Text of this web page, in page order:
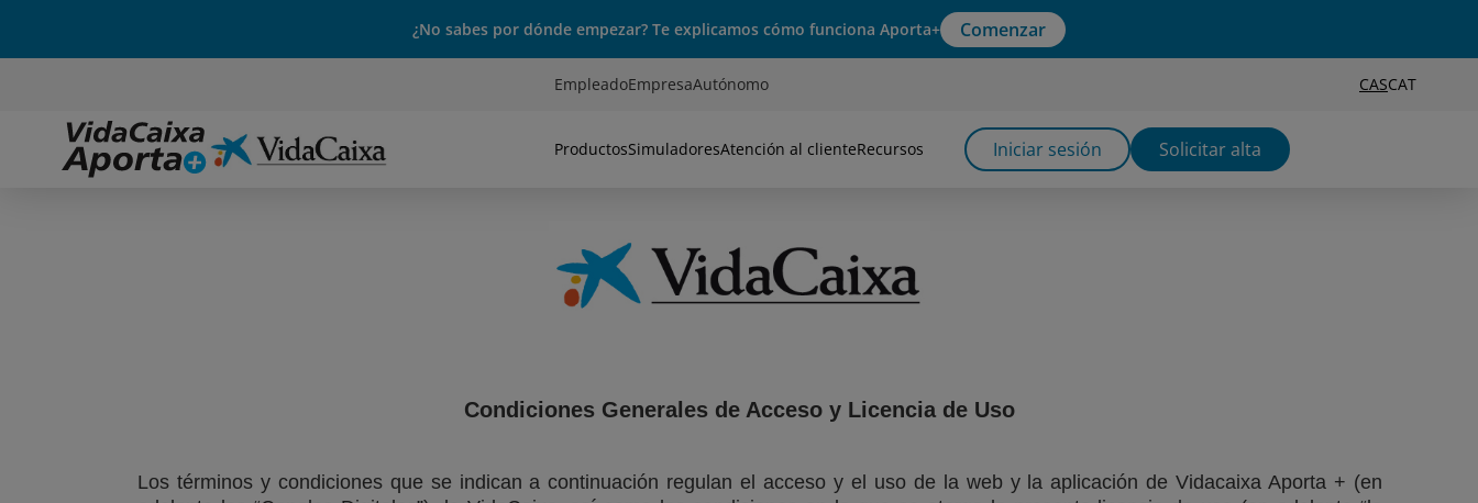
¿No sabes por dónde empezar? Te explicamos cómo funciona Aporta+ Comenzar
EmpleadoEmpresaAutónomo CASCAT
ProductosSimuladoresAtención al clienteRecursos Iniciar sesión Solicitar alta
Condiciones Generales de Acceso y Licencia de Uso
Los términos y condiciones que se indican a continuación regulan el acceso y el uso de la web y la aplicación de Vidacaixa Aporta + (en